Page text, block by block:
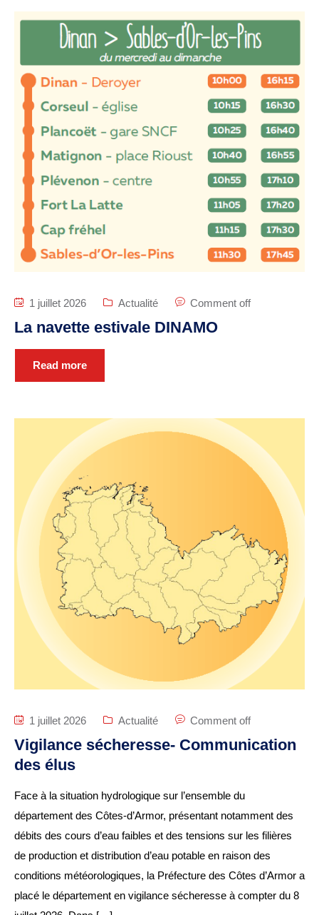
numérique
DÉMARCHES
ADMINISTRATIVES
Inscription listes
electorales
Passeports et CNI
Location de salles
Location de matériels
Organisation d’une
Cimetière – Affaires
funéraires
URBANISME ET
Permis
Déclaration
d’achévement
Certificat d’urbanisme
Travaux en cours
SANTÉ ET SOCIAL
CCAS
EHPAD Résidence
Logements
Insertion
MOBILITÉ
1 juillet 2026 Actualité Comment off
La navette estivale DINAMO
Read more
1 juillet 2026 Actualité Comment off
Vigilance sécheresse- Communication
des élus
Face à la situation hydrologique sur l’ensemble du
département des Côtes-d’Armor, présentant notamment des
débits des cours d’eau faibles et des tensions sur les filières
de production et distribution d’eau potable en raison des
conditions météorologiques, la Préfecture des Côtes d’Armor a
placé le département en vigilance sécheresse à compter du 8